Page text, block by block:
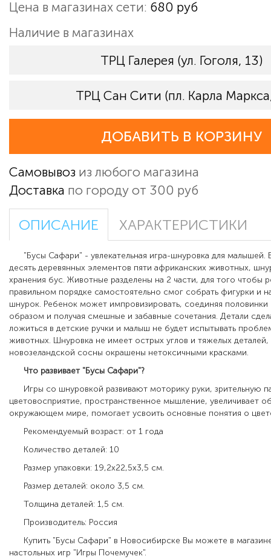
Цена в магазинах сети: 680 руб
Наличие в магазинах
ТРЦ Галерея (ул. Гоголя, 13)
ТРЦ Сан Сити (пл. Карла
ДОБАВИТЬ В КОРЗИНУ
Самовывоз из любого магазина
Доставка по городу от 300 руб
ОПИСАНИЕ ХАРАКТЕРИСТИКИ
"Бусы Сафари" - увлекательная игра-шнуровка для малышей.
десять деревянных элементов пяти африканских животных,
хранения бус. Животные разделены на 2 части, для того чтобы
правильном порядке самостоятельно смог собрать фигурки и
шнурок. Ребенок может импровизировать, соединяя
образом и получая смешные и забавные сочетания. Детали
ложиться в детские ручки и малыш не будет испытывать
животных. Шнуровка не имеет острых углов и тяжелых
новозеландской сосны окрашены нетоксичными красками.
Что развивает "Бусы Сафари"?
Игры со шнуровкой развивают моторику руки, зрительную
цветовосприятие, пространственное мышление, увеличивает
окружающем мире, помогает усвоить основные понятия о
Рекомендуемый возраст: от 1 года
Количество деталей: 10
Размер упаковки: 19,2х22,5х3,5 см.
Размер деталей: около 3,5 см.
Толщина деталей: 1,5 см.
Производитель: Россия
Купить "Бусы Сафари" в Новосибирске Вы можете в
настольных игр "Игры Почемучек".